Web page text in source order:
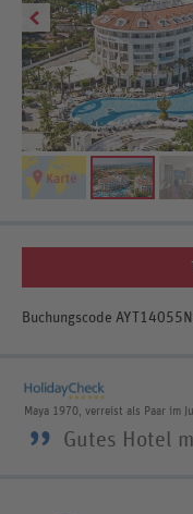
Buchungscode
Maya 1970, verreist als Paar im
” Gutes Hotel